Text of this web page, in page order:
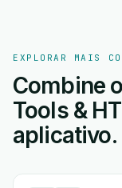
EXPLORAR MAIS
Combine
Tools &
aplicativo.